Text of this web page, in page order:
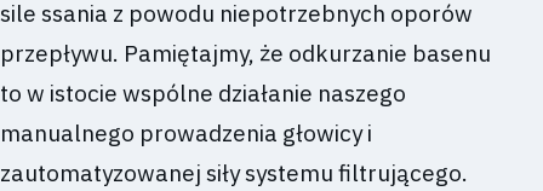
sile ssania z powodu niepotrzebnych oporów
przepływu. Pamiętajmy, że odkurzanie basenu
to w istocie wspólne działanie naszego
manualnego prowadzenia głowicy i
zautomatyzowanej siły systemu filtrującego.